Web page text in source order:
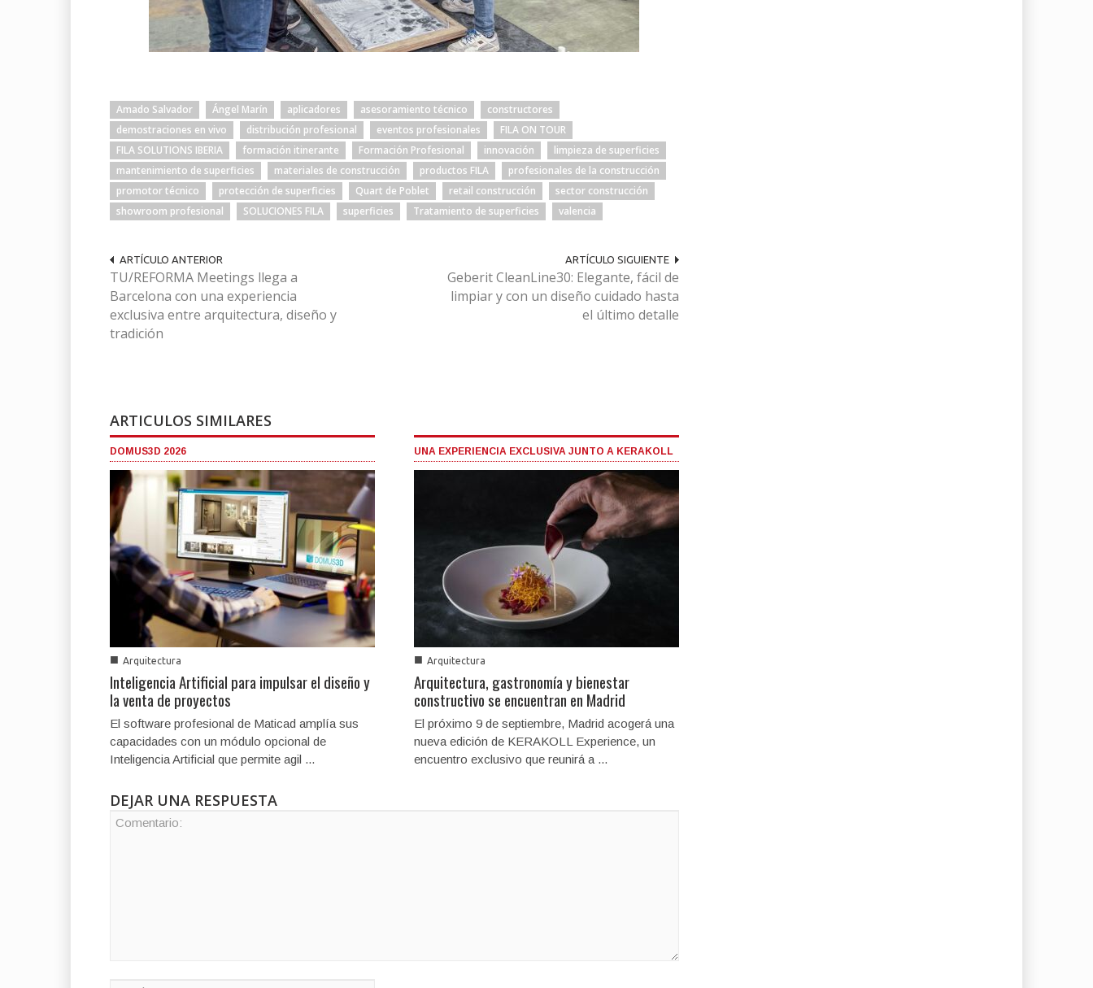
Amado Salvador Ángel Marín aplicadores asesoramiento técnico
constructores
demostraciones en vivo
distribución profesional eventos profesionales
FILA ON TOUR
FILA SOLUTIONS IBERIA
formación itinerante Formación Profesional innovación
limpieza de superficies
mantenimiento de superficies
materiales de construcción productos FILA
profesionales de la construcción
promotor técnico
protección de superficies Quart de Poblet retail construcción
sector construcción
showroom profesional
SOLUCIONES FILA superficies Tratamiento de superficies valencia
ARTÍCULO ANTERIOR
TU/REFORMA Meetings llega a
Barcelona con una experiencia
exclusiva entre arquitectura, diseño y
tradición
ARTÍCULO SIGUIENTE
Geberit CleanLine30: Elegante, fácil de
limpiar y con un diseño cuidado hasta
el último detalle
ARTICULOS SIMILARES
DOMUS3D 2026
■ Arquitectura
Inteligencia Artificial para impulsar el diseño y
la venta de proyectos
El software profesional de Maticad amplía sus
capacidades con un módulo opcional de
Inteligencia Artificial que permite agil ...
UNA EXPERIENCIA EXCLUSIVA JUNTO A KERAKOLL
■ Arquitectura
Arquitectura, gastronomía y bienestar
constructivo se encuentran en Madrid
El próximo 9 de septiembre, Madrid acogerá una
nueva edición de KERAKOLL Experience, un
encuentro exclusivo que reunirá a ...
DEJAR UNA RESPUESTA